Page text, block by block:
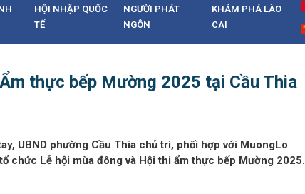
HỘI NHẬP QUỐC
TẾ
NGƯỜI PHÁT
NGÔN
KHÁM PHÁ LÀO
CAI
thực bếp Mường 2025 tại Cầu Thia
UBND phường Cầu Thia chủ trì, phối hợp với MuongLo
chức Lễ hội mùa đông và Hội thi ẩm thực bếp Mường 2025.